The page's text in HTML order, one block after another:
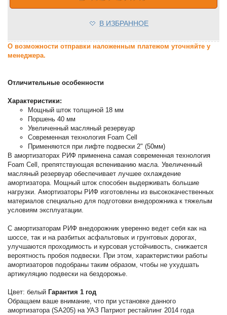
В ИЗБРАННОЕ
О возможности отправки наложенным платежом уточняйте у
менеджера.
Отличительные особенности
Характеристики:
Мощный шток толщиной 18 мм
Поршень 40 мм
Увеличенный масляный резервуар
Современная технология Foam Cell
Применяются при лифте подвески 2" (50мм)
В амортизаторах РИФ применена самая современная технология
Foam Cell, препятствующая вспениванию масла. Увеличенный
масляный резервуар обеспечивает лучшее охлаждение
амортизатора. Мощный шток способен выдерживать большие
нагрузки. Амортизаторы РИФ изготовлены из высококачественных
материалов специально для подготовки внедорожника к тяжелым
условиям эксплуатации.
С амортизаторам РИФ внедорожник уверенно ведет себя как на
шоссе, так и на разбитых асфальтовых и грунтовых дорогах,
улучшаются проходимость и курсовая устойчивость, снижается
вероятность пробоя подвески. При этом, характеристики работы
амортизаторов подобраны таким образом, чтобы не ухудшать
артикуляцию подвески на бездорожье.
Цвет: белый Гарантия 1 год
Обращаем ваше внимание, что при установке данного
амортизатора (SA205) на УАЗ Патриот рестайлинг 2014 года